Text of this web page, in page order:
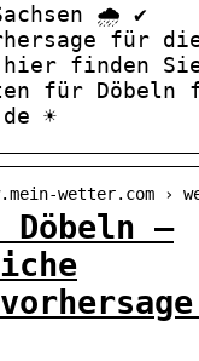
🌧️ ✔
für die
hier finden
für Döbeln
☀
wetter.com ›
Döbeln –